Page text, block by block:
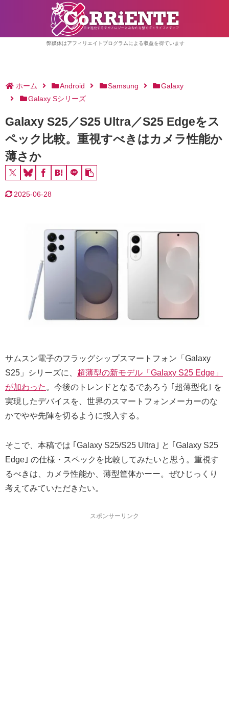
弊媒体はアフィリエイトプログラムによる収益を得ています
ホーム Android Samsung
Galaxy
Galaxy Sシリーズ
Galaxy S25／S25 Ultra／S25 Edgeをス
ペック比較。重視すべきはカメラ性能か
薄さか
2025-06-28
サムスン電子のフラッグシップスマートフォン「Galaxy
S25」シリーズに、 超薄型の新モデル「Galaxy S25 Edge」
が加わった 。今後のトレンドとなるであろう ｢超薄型化｣ を
実現したデバイスを、世界のスマートフォンメーカーのな
かでやや先陣を切るように投入する。
そこで、本稿では ｢Galaxy S25/S25 Ultra｣ と ｢Galaxy S25
Edge｣ の仕様・スペックを比較してみたいと思う。重視す
るべきは、カメラ性能か、薄型筐体かーー。ぜひじっくり
考えてみていただきたい。
スポンサーリンク